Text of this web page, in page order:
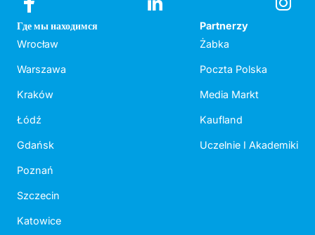
Где мы находимся
Wrocław
Warszawa
Kraków
Łódź
Gdańsk
Poznań
Szczecin
Katowice
Partnerzy
Żabka
Poczta Polska
Media Markt
Kaufland
Uczelnie I Akademiki